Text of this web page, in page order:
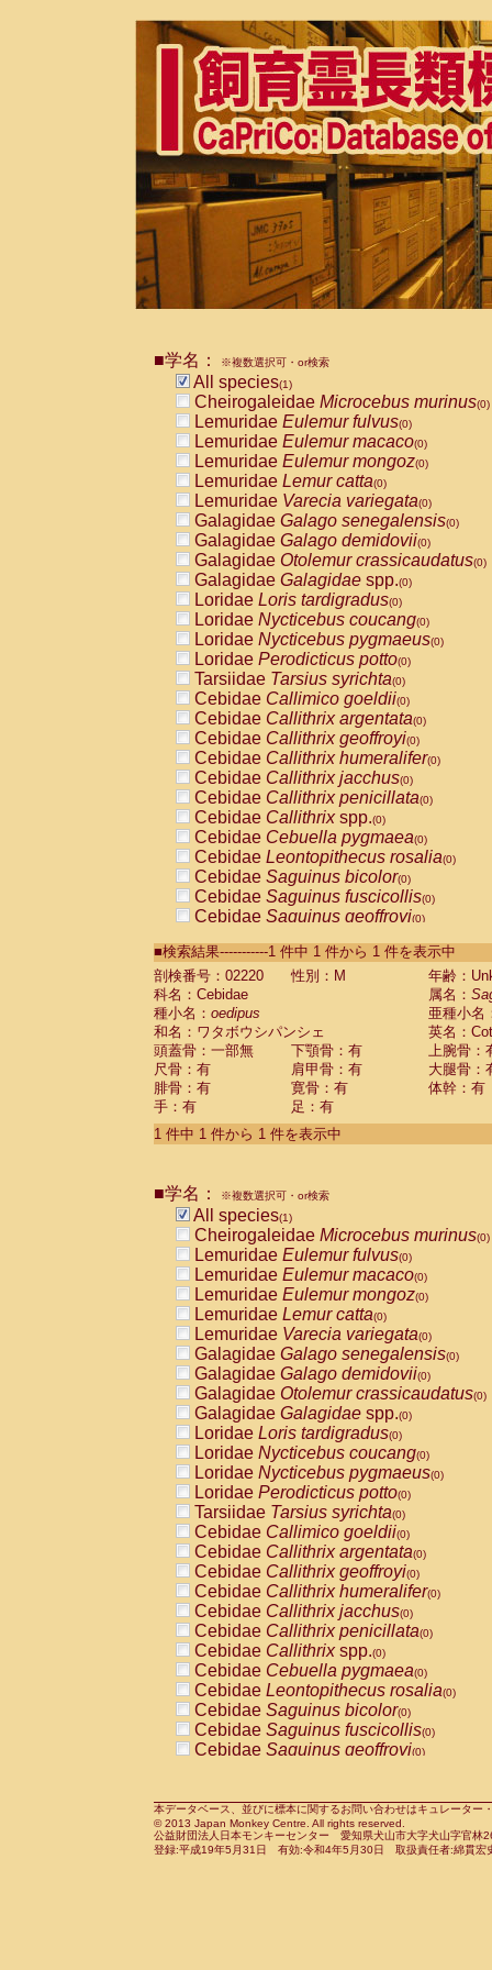
■学名： ※複数選択可・or検索
All species(1)
Cheirogaleidae Microcebus murinus(0)
Lemuridae Eulemur fulvus(0)
Lemuridae Eulemur macaco(0)
Lemuridae Eulemur mongoz(0)
Lemuridae Lemur catta(0)
Lemuridae Varecia variegata(0)
Galagidae Galago senegalensis(0)
Galagidae Galago demidovii(0)
Galagidae Otolemur crassicaudatus(0)
Galagidae Galagidae spp.(0)
Loridae Loris tardigradus(0)
Loridae Nycticebus coucang(0)
Loridae Nycticebus pygmaeus(0)
Loridae Perodicticus potto(0)
Tarsiidae Tarsius syrichta(0)
Cebidae Callimico goeldii(0)
Cebidae Callithrix argentata(0)
Cebidae Callithrix geoffroyi(0)
Cebidae Callithrix humeralifer(0)
Cebidae Callithrix jacchus(0)
Cebidae Callithrix penicillata(0)
Cebidae Callithrixspp.(0)
Cebidae Cebuella pygmaea(0)
Cebidae Leontopithecus rosalia(0)
Cebidae Saguinus bicolor(0)
Cebidae Saguinus fuscicollis(0)
Cebidae Saguinus geoffroyi(0)
CebidaeSaguinus labiatus(0)
Cebidae Saguinus leucopus (0)
Cebidae
Cebidae
CebidaeSaguinus nigricollis (0)
Cebidae Saguinus oedipus
Cebidae Saguinus weddelli
Cebidae Saguinusspp.
Cebidae Aotus trivirgatus
Cebidae Cebus albifrons
CebidaeCebus nigrivittatus
CebidaeCebus
CebidaeSaimiri boliviensis(0)
CebidaeSaimiri sciureus(0)
AtelidaeAlouatta caraya(0)
AtelidaeAlouatta fusca(0)
AtelidaeAlouatta seniculus
AtelidaeAlouattaspp.(0)
AtelidaeAteles belzebuth(0)
AtelidaeAteles geoffroyi(0)
AtelidaeAteles paniscus(0)
AtelidaeAtelesspp.(0)
Atelidae Lagothrix lagothricha
AtelidaeLagothrix lagothricha cana
PitheciidaeCacajao calvus
PitheciidaeCallicebus cupreus
PitheciidaeCallicebus donacophilus
PitheciidaeCallicebus moloch
PitheciidaeCallicebus torquatus
PitheciidaeCallicebusspp.(0)
PitheciidaeChiropotes satanas(0)
PitheciidaePithecia monachus
PitheciidaePithecia pithecia(0)
CercopithecidaeCercocebus agilis
CercopithecidaeCercocebus
CercopithecidaeCercocebus
CercopithecidaeCercocebus
CercopithecidaeCercocebus
CercopithecidaeCercocebushybrid
CercopithecidaePapio anubis(0)
CercopithecidaePapio cynocephalus
CercopithecidaePapio hamadryas(0)
■検索結果-----------1 件中 1 件から 1 件を表示中
剖検番号：02220
性別：M
年齢：
科名：Cebidae
属名：
種小名： oedipus
亜種小名
和名：ワタボウシパンシェ
英名：
頭蓋骨：一部無
下顎骨：有
上腕骨：
尺骨：有
肩甲骨：有
大腿骨：
腓骨：有
寛骨：有
体幹：有
手：有
足：有
1 件中 1 件から 1 件を表示中
■学名： ※複数選択可・or検索
All species(1)
Cheirogaleidae Microcebus murinus(0)
Lemuridae Eulemur fulvus(0)
Lemuridae Eulemur macaco(0)
Lemuridae Eulemur mongoz(0)
Lemuridae Lemur catta(0)
Lemuridae Varecia variegata(0)
Galagidae Galago senegalensis(0)
Galagidae Galago demidovii(0)
Galagidae Otolemur crassicaudatus(0)
Galagidae Galagidae spp.(0)
Loridae Loris tardigradus(0)
Loridae Nycticebus coucang(0)
Loridae Nycticebus pygmaeus(0)
Loridae Perodicticus potto(0)
Tarsiidae Tarsius syrichta(0)
Cebidae Callimico goeldii(0)
Cebidae Callithrix argentata(0)
Cebidae Callithrix geoffroyi(0)
Cebidae Callithrix humeralifer(0)
Cebidae Callithrix jacchus(0)
Cebidae Callithrix penicillata(0)
Cebidae Callithrixspp.(0)
Cebidae Cebuella pygmaea(0)
Cebidae Leontopithecus rosalia(0)
Cebidae Saguinus bicolor(0)
Cebidae Saguinus fuscicollis(0)
Cebidae Saguinus geoffroyi(0)
CebidaeSaguinus leucopus(0)
CebidaeSaguinus midas(0)
Cebidae Saguinus mystax(0)
本データベース、並びに標本に関するお問い合わせはキュレータ
© 2013 Japan Monkey Centre. All rights reserved.
公益財団法人日本モンキーセンター 愛知県犬山市大字犬山字官
登録:平成19年5月31日 有効:令和4年5月30日 取扱責任者:綿貫宏